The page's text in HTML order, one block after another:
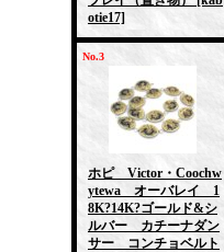
otie17]
No.3
ホピ Victor・Coochw
ytewa オーバレイ 1
8K?14K?ゴールド&シ
ルバー カチーナダン
サー コンチョベルト